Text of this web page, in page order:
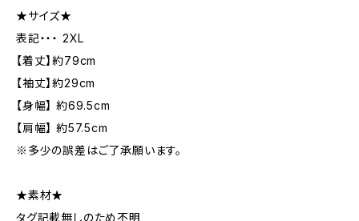
★サイズ★
表記・・・ 2XL
【着丈】約79cm
【袖丈】約29cm
【身幅】 約69.5cm
【肩幅】 約57.5cm
※多少の誤差はご了承願います。
★素材★
タグ記載無しのため不明